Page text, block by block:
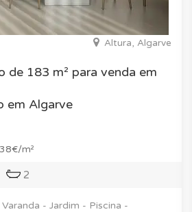
Altura, Algarve
de 183 m² para venda em
em Algarve
m²
2
- Jardim - Piscina -